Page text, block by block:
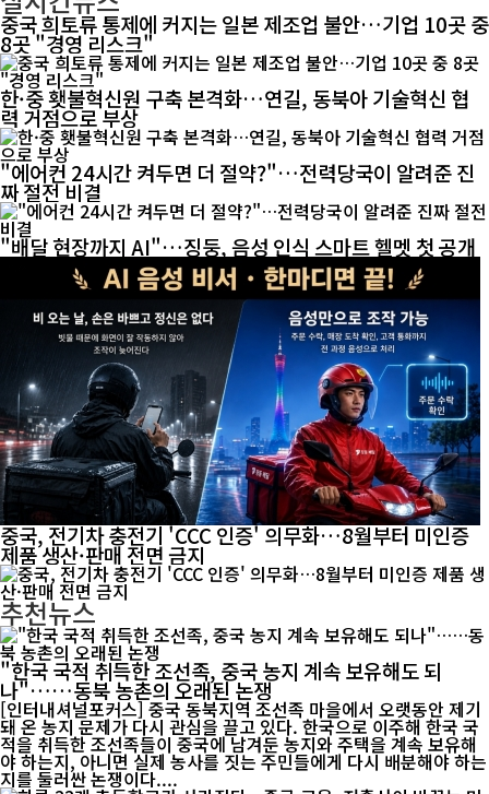
중국 희토류 통제에 커지는 일본 제조업 불안…기업 10곳 중
8곳 "경영 리스크"
한·중 횃불혁신원 구축 본격화…연길, 동북아 기술혁신 협
력 거점으로 부상
"에어컨 24시간 켜두면 더 절약?"…전력당국이 알려준 진
짜 절전 비결
"배달 현장까지 AI"…징둥, 음성 인식 스마트 헬멧 첫 공개
중국, 전기차 충전기 'CCC 인증' 의무화…8월부터 미인증
제품 생산·판매 전면 금지
추천뉴스
"한국 국적 취득한 조선족, 중국 농지 계속 보유해도 되
나"……동북 농촌의 오래된 논쟁
[인터내셔널포커스] 중국 동북지역 조선족 마을에서 오랫동안 제기
돼 온 농지 문제가 다시 관심을 끌고 있다. 한국으로 이주해 한국 국
적을 취득한 조선족들이 중국에 남겨둔 농지와 주택을 계속 보유해
야 하는지, 아니면 실제 농사를 짓는 주민들에게 다시 배분해야 하는
지를 둘러싼 논쟁이다....